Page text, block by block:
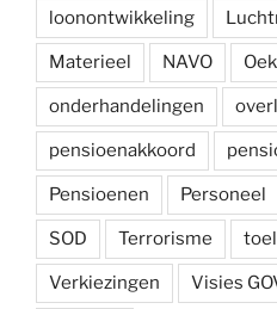
loonontwikkeling
Materieel NAVO
onderhandelingen
pensioenakkoord
Pensioenen Personeel
SOD Terrorisme
Verkiezingen Visies